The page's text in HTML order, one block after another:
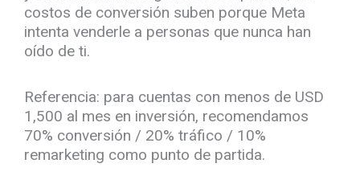
costos de conversión suben porque Meta
intenta venderle a personas que nunca han
oído de ti.
Referencia: para cuentas con menos de USD
1,500 al mes en inversión, recomendamos
70% conversión / 20% tráfico / 10%
remarketing como punto de partida.